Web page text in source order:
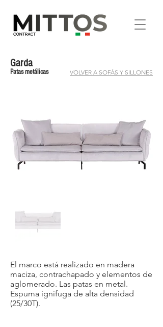
Garda
Patas metálicas VOLVER A SOFÁS Y SILLONES
El marco está realizado en madera
maciza, contrachapado y elementos de
aglomerado. Las patas en metal.
Espuma ignífuga de alta densidad
(25/30T).